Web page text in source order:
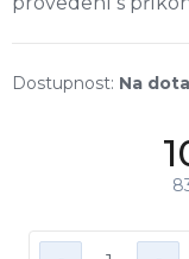
Na